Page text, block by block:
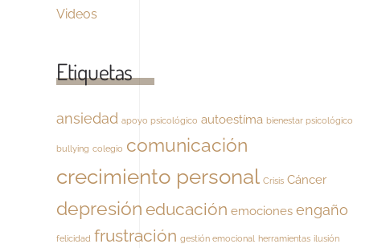
Videos
Etiquetas
ansiedad apoyo psicológico autoestíma bienestar psicológico
bullying colegio comunicación
crecimiento personal Crisis Cáncer
depresión educación emociones engaño
felicidad frustración gestión emocional herramientas ilusión